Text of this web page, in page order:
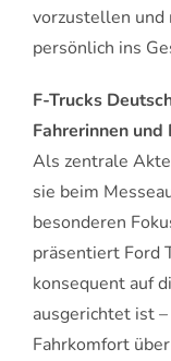
vorzustellen und
persönlich ins
F-Trucks
Fahrerinnen
Als zentrale
sie beim
besonderen
präsentiert Ford
konsequent auf
ausgerichtet ist
Fahrkomfort